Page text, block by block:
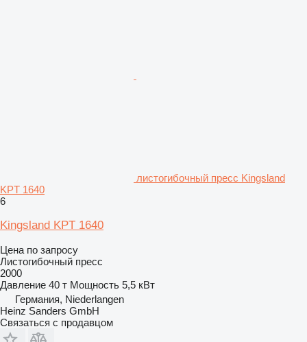
листогибочный пресс Kingsland
KPT 1640
6
Kingsland KPT 1640
Цена по запросу
Листогибочный пресс
2000
Давление 40 т Мощность 5,5 кВт
Германия, Niederlangen
Heinz Sanders GmbH
Связаться с продавцом